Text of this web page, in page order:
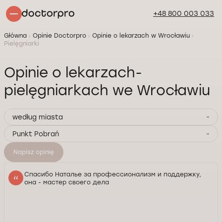
+48 800 003 033
Główna Opinie Doctorpro
Opinie o lekarzach w Wrocławiu
Pielęgniarki
Opinie o lekarzach-
pielęgniarkach we Wrocławiu
według miasta
Punkt Pobrań
Napisz opinię
Спасибо Наталье за профессионализм и поддержку,
она - мастер своего дела